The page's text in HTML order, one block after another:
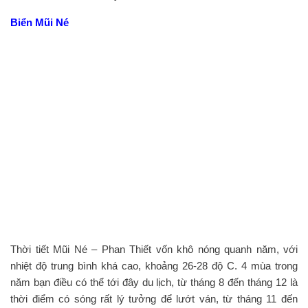
Biển Mũi Né
Thời tiết Mũi Né – Phan Thiết vốn khô nóng quanh năm, với
nhiệt độ trung bình khá cao, khoảng 26-28 độ C. 4 mùa trong
năm bạn điều có thể tới đây du lịch, từ tháng 8 đến tháng 12 là
thời điểm có sóng rất lý tưởng để lướt ván, từ tháng 11 đến